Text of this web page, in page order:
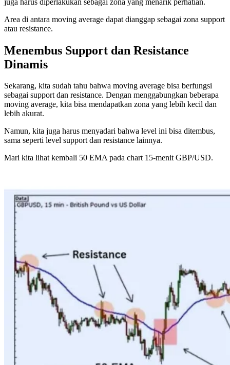
Area di antara moving average dapat dianggap sebagai zona support
atau resistance.
Menembus Support dan Resistance
Dinamis
Sekarang, kita sudah tahu bahwa moving average bisa berfungsi
sebagai support dan resistance. Dengan menggabungkan beberapa
moving average, kita bisa mendapatkan zona yang lebih kecil dan
lebih akurat.
Namun, kita juga harus menyadari bahwa level ini bisa ditembus,
sama seperti level support dan resistance lainnya.
Mari kita lihat kembali 50 EMA pada chart 15-menit GBP/USD.